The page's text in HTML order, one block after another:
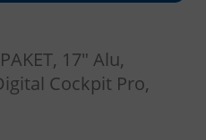
17" Alu,
Cockpit Pro,